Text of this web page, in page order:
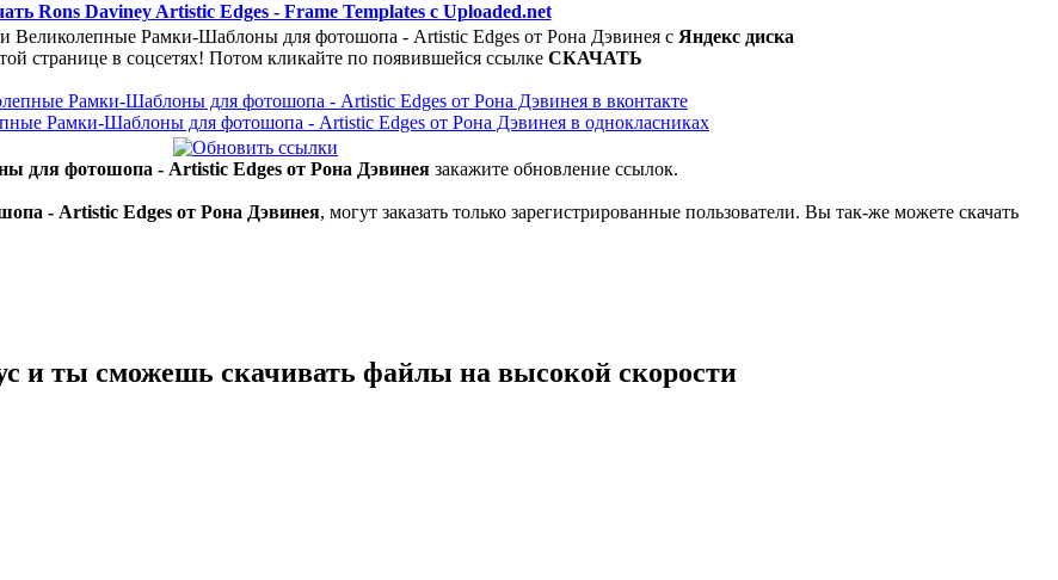
Rons Daviney Artistic Edges - Frame Templates с Uploaded.net
Великолепные Рамки-Шаблоны для фотошопа - Artistic Edges от Рона Дэвинея с Яндекс диска
странице в соцсетях! Потом кликайте по появившейся ссылке СКАЧАТЬ
для фотошопа - Artistic Edges от Рона Дэвинея закажите обновление ссылок.
- Artistic Edges от Рона Дэвинея, могут заказать только зарегистрированные пользователи. Вы так-же можете скачать
и ты сможешь скачивать файлы на высокой скорости